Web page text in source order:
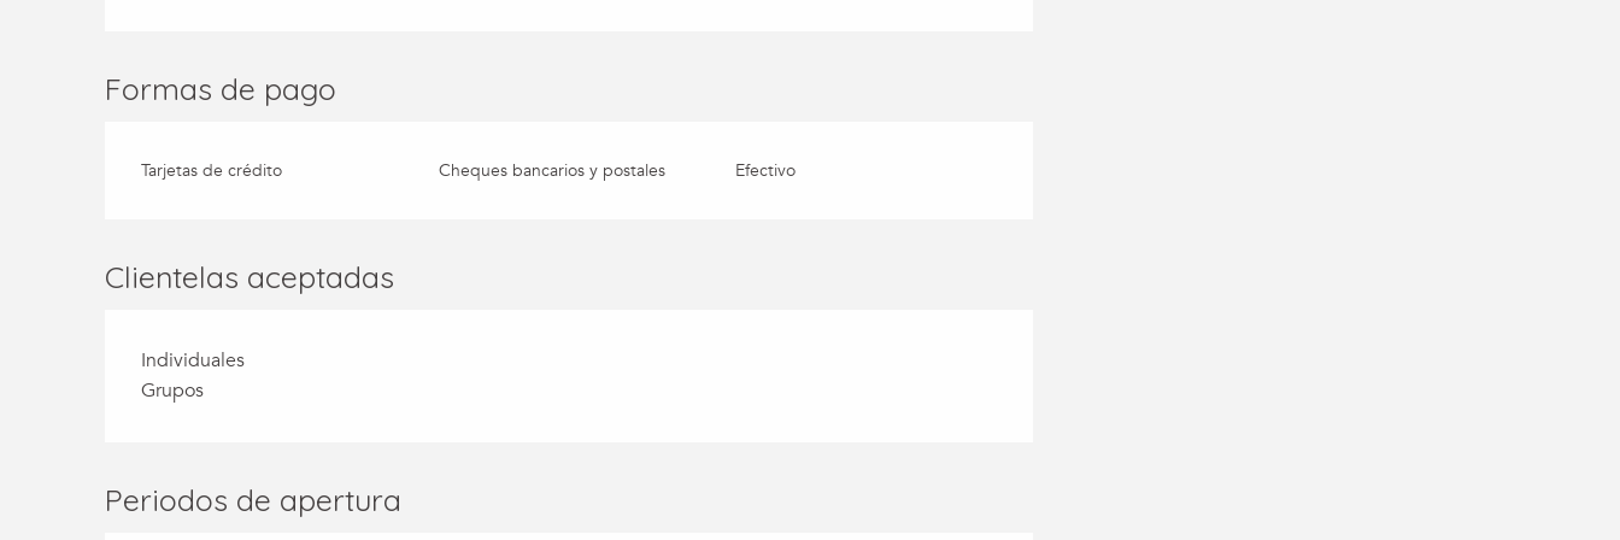
Formas de pago
Tarjetas de crédito Cheques bancarios y postales Efectivo
Clientelas aceptadas
Individuales
Grupos
Periodos de apertura